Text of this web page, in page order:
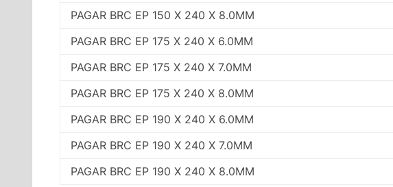
PAGAR BRC EP 150 X 240 X 8.0MM
PAGAR BRC EP 175 X 240 X 6.0MM
PAGAR BRC EP 175 X 240 X 7.0MM
PAGAR BRC EP 175 X 240 X 8.0MM
PAGAR BRC EP 190 X 240 X 6.0MM
PAGAR BRC EP 190 X 240 X 7.0MM
PAGAR BRC EP 190 X 240 X 8.0MM